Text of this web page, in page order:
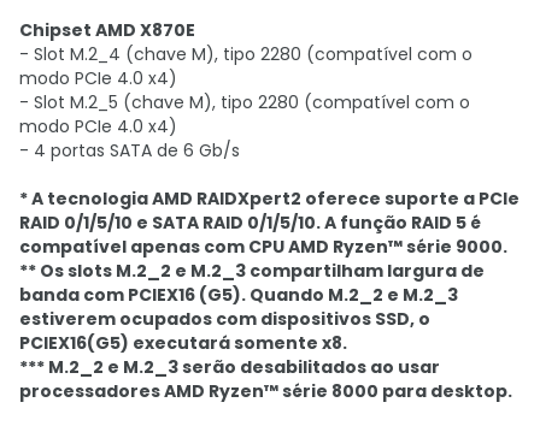
Chipset AMD X870E
- Slot M.2_4 (chave M), tipo 2280 (compatível com o
modo PCIe 4.0 x4)
- Slot M.2_5 (chave M), tipo 2280 (compatível com o
modo PCIe 4.0 x4)
- 4 portas SATA de 6 Gb/s
* A tecnologia AMD RAIDXpert2 oferece suporte a PCIe
RAID 0/1/5/10 e SATA RAID 0/1/5/10. A função RAID 5 é
compatível apenas com CPU AMD Ryzen™ série 9000.
** Os slots M.2_2 e M.2_3 compartilham largura de
banda com PCIEX16 (G5). Quando M.2_2 e M.2_3
estiverem ocupados com dispositivos SSD, o
PCIEX16(G5) executará somente x8.
*** M.2_2 e M.2_3 serão desabilitados ao usar
processadores AMD Ryzen™ série 8000 para desktop.